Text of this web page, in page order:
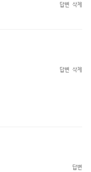
답변 삭제
답변 삭제
답변